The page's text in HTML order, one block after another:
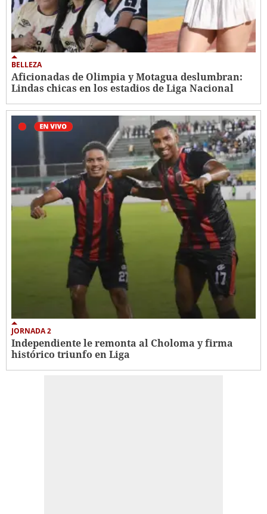
BELLEZA
Aficionadas de Olimpia y Motagua deslumbran:
Lindas chicas en los estadios de Liga Nacional
JORNADA 2
Independiente le remonta al Choloma y firma
histórico triunfo en Liga